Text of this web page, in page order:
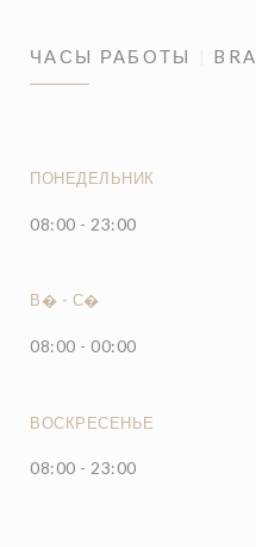
ЧАСЫ РАБОТЫ
ПОНЕДЕЛЬНИК
08:00 - 23:00
В� - С�
08:00 - 00:00
ВОСКРЕСЕНЬЕ
08:00 - 23:00